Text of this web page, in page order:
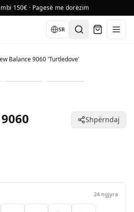
150€ · Pagesë me dorëzim
Language
SR
Balance 9060 'Turtledove'
Shpërndaj
24 ngjyra